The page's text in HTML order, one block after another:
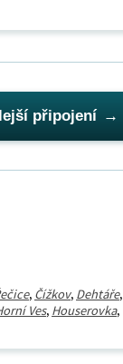
připojení
, Čížkov, Dehtáře,
Ves, Houserovka,